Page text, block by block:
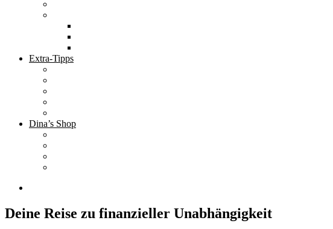
Extra-Tipps
Dina’s Shop
Deine Reise zu finanzieller Unabhängigkeit